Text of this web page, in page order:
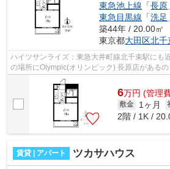
東急池上線 「長原
東急目黒線 「洗足
築44年 / 20.00㎡
東京都大田区北千
ハイツサンライズ：東急大井町線北千束駅にも
の場所にOlympic(オリンピック) 長原店がある
ションタイプになります。クレジットカ...
6万円 (管理
敷金 1ヶ月
2階 / 1K /
賃貸 | アパート ツカサハウス